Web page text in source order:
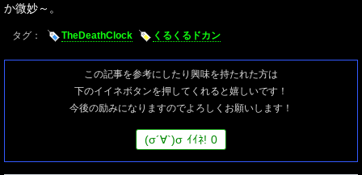
か微妙～。
タグ： TheDeathClock くるくるドカン
この記事を参考にしたり興味を持たれた方は
下のイイネボタンを押してくれると嬉しいです！
今後の励みになりますのでよろしくお願いします！
(σ´∀`)σ ｲｲﾈ! 0